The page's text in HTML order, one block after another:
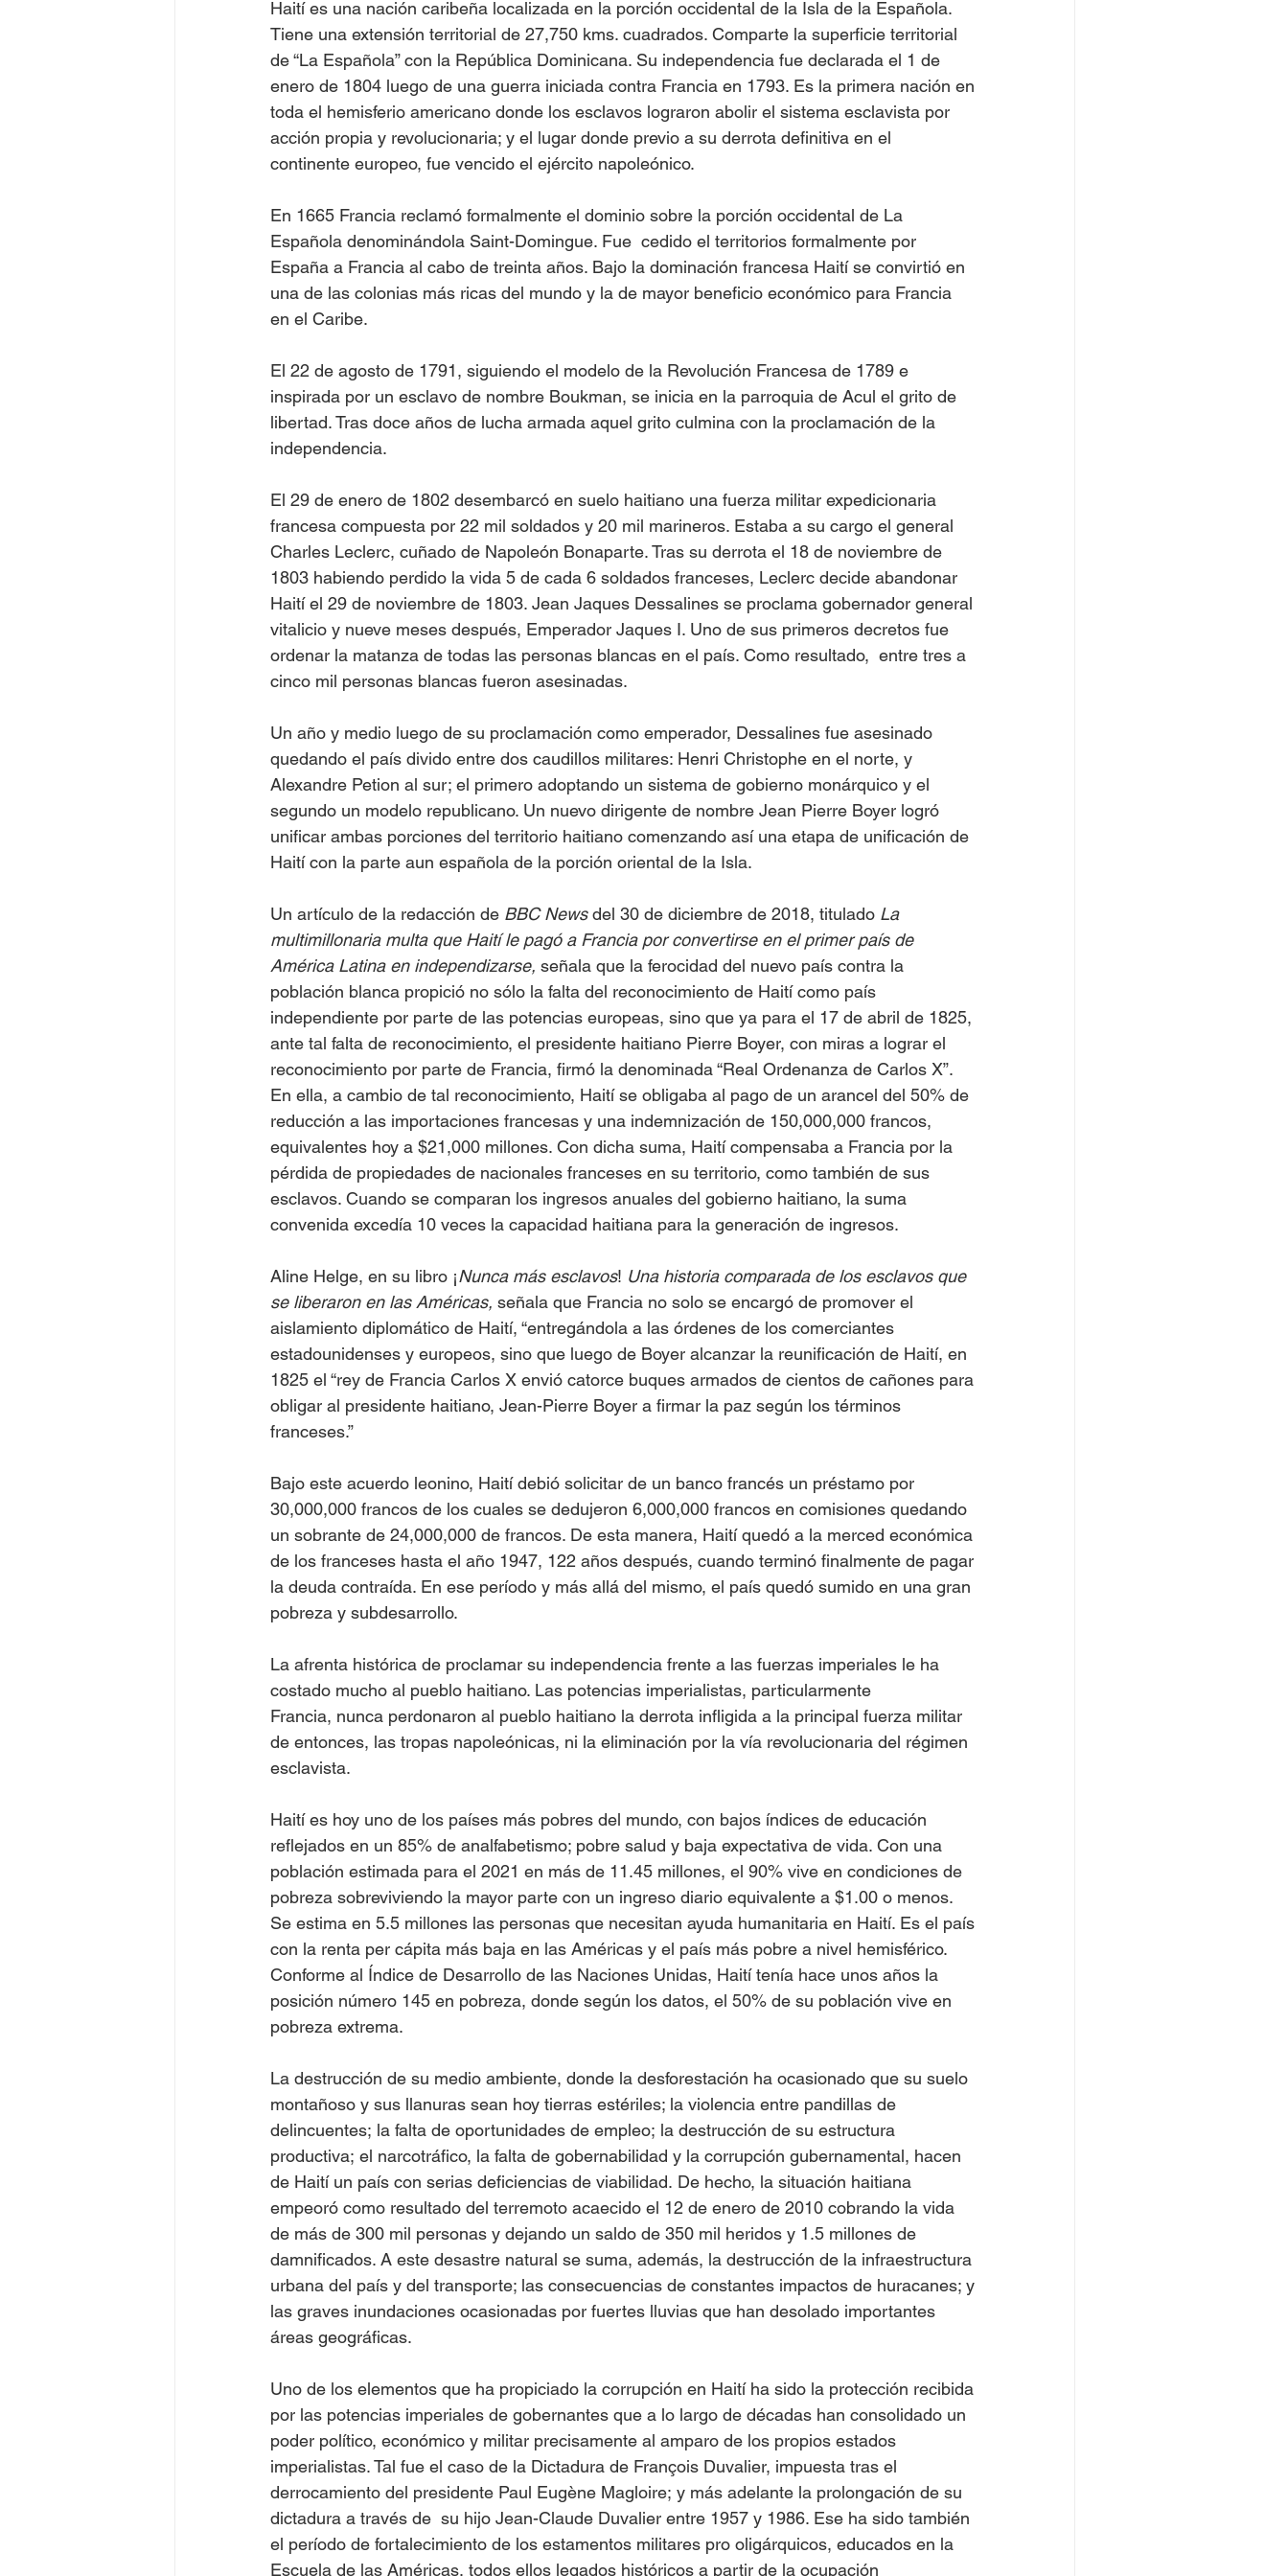
Haití es una nación caribeña localizada en la porción occidental de la Isla de la Española.
Tiene una extensión territorial de 27,750 kms. cuadrados. Comparte la superficie territorial
de “La Española” con la República Dominicana. Su independencia fue declarada el 1 de
enero de 1804 luego de una guerra iniciada contra Francia en 1793. Es la primera nación en
toda el hemisferio americano donde los esclavos lograron abolir el sistema esclavista por
acción propia y revolucionaria; y el lugar donde previo a su derrota definitiva en el
continente europeo, fue vencido el ejército napoleónico.
En 1665 Francia reclamó formalmente el dominio sobre la porción occidental de La
Española denominándola Saint-Domingue. Fue  cedido el territorios formalmente por
España a Francia al cabo de treinta años. Bajo la dominación francesa Haití se convirtió en
una de las colonias más ricas del mundo y la de mayor beneficio económico para Francia
en el Caribe.
El 22 de agosto de 1791, siguiendo el modelo de la Revolución Francesa de 1789 e
inspirada por un esclavo de nombre Boukman, se inicia en la parroquia de Acul el grito de
libertad. Tras doce años de lucha armada aquel grito culmina con la proclamación de la
independencia.
El 29 de enero de 1802 desembarcó en suelo haitiano una fuerza militar expedicionaria
francesa compuesta por 22 mil soldados y 20 mil marineros. Estaba a su cargo el general
Charles Leclerc, cuñado de Napoleón Bonaparte. Tras su derrota el 18 de noviembre de
1803 habiendo perdido la vida 5 de cada 6 soldados franceses, Leclerc decide abandonar
Haití el 29 de noviembre de 1803. Jean Jaques Dessalines se proclama gobernador general
vitalicio y nueve meses después, Emperador Jaques I. Uno de sus primeros decretos fue
ordenar la matanza de todas las personas blancas en el país. Como resultado,  entre tres a
cinco mil personas blancas fueron asesinadas.
Un año y medio luego de su proclamación como emperador, Dessalines fue asesinado
quedando el país divido entre dos caudillos militares: Henri Christophe en el norte, y
Alexandre Petion al sur; el primero adoptando un sistema de gobierno monárquico y el
segundo un modelo republicano. Un nuevo dirigente de nombre Jean Pierre Boyer logró
unificar ambas porciones del territorio haitiano comenzando así una etapa de unificación de
Haití con la parte aun española de la porción oriental de la Isla.
Un artículo de la redacción de BBC News del 30 de diciembre de 2018, titulado La
multimillonaria multa que Haití le pagó a Francia por convertirse en el primer país de
América Latina en independizarse, señala que la ferocidad del nuevo país contra la
población blanca propició no sólo la falta del reconocimiento de Haití como país
independiente por parte de las potencias europeas, sino que ya para el 17 de abril de 1825,
ante tal falta de reconocimiento, el presidente haitiano Pierre Boyer, con miras a lograr el
reconocimiento por parte de Francia, firmó la denominada “Real Ordenanza de Carlos X”.
En ella, a cambio de tal reconocimiento, Haití se obligaba al pago de un arancel del 50% de
reducción a las importaciones francesas y una indemnización de 150,000,000 francos,
equivalentes hoy a $21,000 millones. Con dicha suma, Haití compensaba a Francia por la
pérdida de propiedades de nacionales franceses en su territorio, como también de sus
esclavos. Cuando se comparan los ingresos anuales del gobierno haitiano, la suma
convenida excedía 10 veces la capacidad haitiana para la generación de ingresos.
Aline Helge, en su libro ¡Nunca más esclavos! Una historia comparada de los esclavos que
se liberaron en las Américas, señala que Francia no solo se encargó de promover el
aislamiento diplomático de Haití, “entregándola a las órdenes de los comerciantes
estadounidenses y europeos, sino que luego de Boyer alcanzar la reunificación de Haití, en
1825 el “rey de Francia Carlos X envió catorce buques armados de cientos de cañones para
obligar al presidente haitiano, Jean-Pierre Boyer a firmar la paz según los términos
franceses.”
Bajo este acuerdo leonino, Haití debió solicitar de un banco francés un préstamo por
30,000,000 francos de los cuales se dedujeron 6,000,000 francos en comisiones quedando
un sobrante de 24,000,000 de francos. De esta manera, Haití quedó a la merced económica
de los franceses hasta el año 1947, 122 años después, cuando terminó finalmente de pagar
la deuda contraída. En ese período y más allá del mismo, el país quedó sumido en una gran
pobreza y subdesarrollo.
La afrenta histórica de proclamar su independencia frente a las fuerzas imperiales le ha
costado mucho al pueblo haitiano. Las potencias imperialistas, particularmente
Francia, nunca perdonaron al pueblo haitiano la derrota infligida a la principal fuerza militar
de entonces, las tropas napoleónicas, ni la eliminación por la vía revolucionaria del régimen
esclavista.
Haití es hoy uno de los países más pobres del mundo, con bajos índices de educación
reflejados en un 85% de analfabetismo; pobre salud y baja expectativa de vida. Con una
población estimada para el 2021 en más de 11.45 millones, el 90% vive en condiciones de
pobreza sobreviviendo la mayor parte con un ingreso diario equivalente a $1.00 o menos.
Se estima en 5.5 millones las personas que necesitan ayuda humanitaria en Haití. Es el país
con la renta per cápita más baja en las Américas y el país más pobre a nivel hemisférico.
Conforme al Índice de Desarrollo de las Naciones Unidas, Haití tenía hace unos años la
posición número 145 en pobreza, donde según los datos, el 50% de su población vive en
pobreza extrema.
La destrucción de su medio ambiente, donde la desforestación ha ocasionado que su suelo
montañoso y sus llanuras sean hoy tierras estériles; la violencia entre pandillas de
delincuentes; la falta de oportunidades de empleo; la destrucción de su estructura
productiva; el narcotráfico, la falta de gobernabilidad y la corrupción gubernamental, hacen
de Haití un país con serias deficiencias de viabilidad. De hecho, la situación haitiana
empeoró como resultado del terremoto acaecido el 12 de enero de 2010 cobrando la vida
de más de 300 mil personas y dejando un saldo de 350 mil heridos y 1.5 millones de
damnificados. A este desastre natural se suma, además, la destrucción de la infraestructura
urbana del país y del transporte; las consecuencias de constantes impactos de huracanes; y
las graves inundaciones ocasionadas por fuertes lluvias que han desolado importantes
áreas geográficas.
Uno de los elementos que ha propiciado la corrupción en Haití ha sido la protección recibida
por las potencias imperiales de gobernantes que a lo largo de décadas han consolidado un
poder político, económico y militar precisamente al amparo de los propios estados
imperialistas. Tal fue el caso de la Dictadura de François Duvalier, impuesta tras el
derrocamiento del presidente Paul Eugène Magloire; y más adelante la prolongación de su
dictadura a través de  su hijo Jean-Claude Duvalier entre 1957 y 1986. Ese ha sido también
el período de fortalecimiento de los estamentos militares pro oligárquicos, educados en la
Escuela de las Américas, todos ellos legados históricos a partir de la ocupación